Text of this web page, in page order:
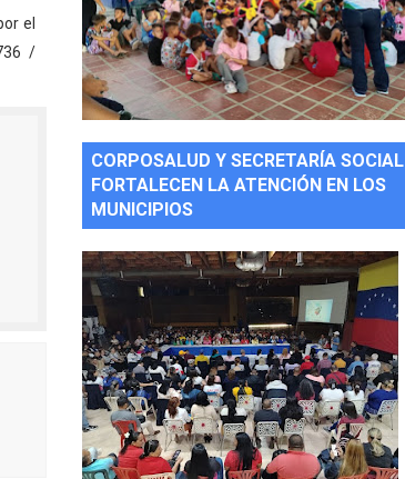
el
/
CORPOSALUD Y SECRETARÍA SOCIAL
FORTALECEN LA ATENCIÓN EN LOS
MUNICIPIOS